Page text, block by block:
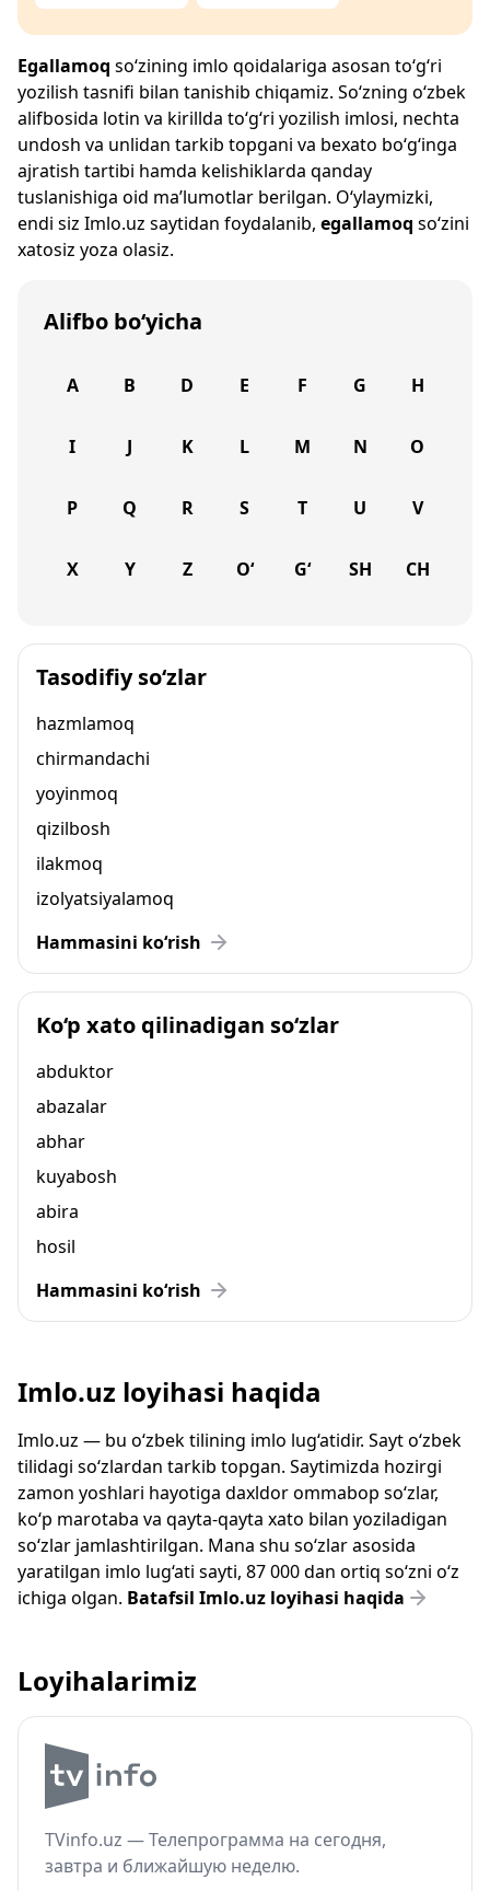
Egallamoq so‘zining imlo qoidalariga asosan to‘g‘ri
yozilish tasnifi bilan tanishib chiqamiz. So‘zning o‘zbek
alifbosida lotin va kirillda to‘g‘ri yozilish imlosi, nechta
undosh va unlidan tarkib topgani va bexato bo‘g‘inga
ajratish tartibi hamda kelishiklarda qanday
tuslanishiga oid ma’lumotlar berilgan. O‘ylaymizki,
endi siz Imlo.uz saytidan foydalanib, egallamoq so‘zini
xatosiz yoza olasiz.
Alifbo bo‘yicha
A B D E F G H
I J K L M N O
P Q R S T U V
X Y Z O‘ G‘ SH CH
Tasodifiy so‘zlar
hazmlamoq
chirmandachi
yoyinmoq
qizilbosh
ilakmoq
izolyatsiyalamoq
Hammasini ko‘rish
Ko‘p xato qilinadigan so‘zlar
abduktor
abazalar
abhar
kuyabosh
abira
hosil
Hammasini ko‘rish
Imlo.uz loyihasi haqida
Imlo.uz — bu o‘zbek tilining imlo lug‘atidir. Sayt o‘zbek
tilidagi so‘zlardan tarkib topgan. Saytimizda hozirgi
zamon yoshlari hayotiga daxldor ommabop so‘zlar,
ko‘p marotaba va qayta-qayta xato bilan yoziladigan
so‘zlar jamlashtirilgan. Mana shu so‘zlar asosida
yaratilgan imlo lug‘ati sayti, 87 000 dan ortiq so‘zni o‘z
ichiga olgan. Batafsil Imlo.uz loyihasi haqida
Loyihalarimiz
TVinfo.uz — Телепрограмма на сегодня,
завтра и ближайшую неделю.